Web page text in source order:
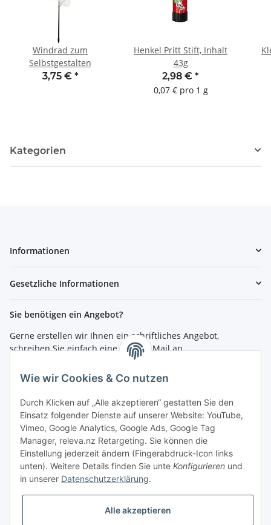
Windrad zum
Selbstgestalten
3,75 € *
Henkel Pritt Stift, Inhalt
43g
2,98 € *
0,07 € pro 1 g
Kategorien
Informationen
Gesetzliche Informationen
Sie benötigen ein Angebot?
Gerne erstellen wir Ihnen ein schriftliches Angebot,
schreiben Sie einfach eine kurze E-Mail an
Bestellen per Fax oder Tel:
Tel.: 0261 / 50089561
Fax: 0261 / 50089555
So erreichen Sie uns
Shop.4teachers.de
Maximinstraße 1
56072 Koblenz
Tel.: 0261 / 50089561
Wie wir Cookies & Co nutzen
Durch Klicken auf „Alle akzeptieren“ gestatten Sie den
Einsatz folgender Dienste auf unserer Website: YouTube,
Vimeo, Google Analytics, Google Ads, Google Tag
Manager, releva.nz Retargeting. Sie können die
Einstellung jederzeit ändern (Fingerabdruck-Icon links
unten). Weitere Details finden Sie unte Konfigurieren und
in unserer Datenschutzerklärung.
Alle akzeptieren